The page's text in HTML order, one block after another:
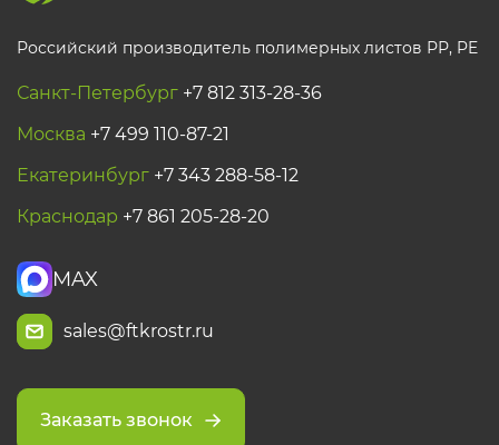
Российский производитель полимерных листов РР, PE
Санкт-Петербург +7 812 313-28-36
Москва +7 499 110-87-21
Екатеринбург +7 343 288-58-12
Краснодар +7 861 205-28-20
MAX
sales@ftkrostr.ru
Заказать звонок